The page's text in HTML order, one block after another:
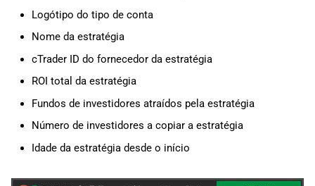
Logótipo do tipo de conta
Nome da estratégia
cTrader ID do fornecedor da estratégia
ROI total da estratégia
Fundos de investidores atraídos pela estratégia
Número de investidores a copiar a estratégia
Idade da estratégia desde o início